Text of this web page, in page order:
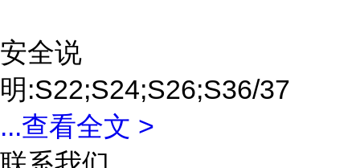
安全说
明:S22;S24;S26;S36/37
...查看全文 >